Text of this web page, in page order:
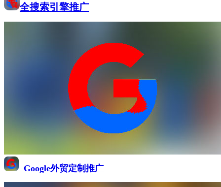
全搜索引擎推广
Google外贸定制推广